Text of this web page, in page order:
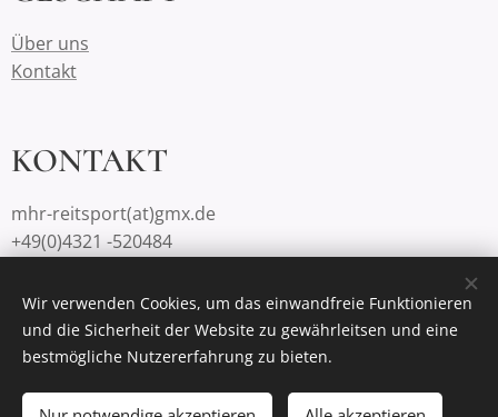
Über uns
Kontakt
KONTAKT
mhr-reitsport(at)gmx.de
+49(0)4321 -520484
Unterstützt vonWebnode Cookies
Wir verwenden Cookies, um das einwandfreie Funktionieren
und die Sicherheit der Website zu gewährleitsen und eine
bestmögliche Nutzererfahrung zu bieten.